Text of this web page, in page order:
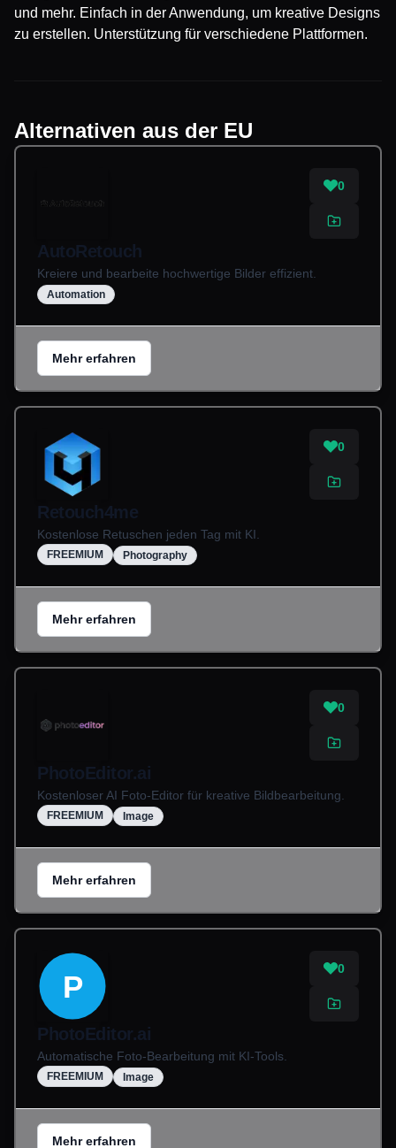
und mehr. Einfach in der Anwendung, um kreative Designs
zu erstellen. Unterstützung für verschiedene Plattformen.
Alternativen aus der EU
0
AutoRetouch
Kreiere und bearbeite hochwertige Bilder effizient.
Automation
Mehr erfahren
0
Retouch4me
Kostenlose Retuschen jeden Tag mit KI.
FREEMIUM Photography
Mehr erfahren
0
PhotoEditor.ai
Kostenloser AI Foto-Editor für kreative Bildbearbeitung.
FREEMIUM Image
Mehr erfahren
P
0
PhotoEditor.ai
Automatische Foto-Bearbeitung mit KI-Tools.
FREEMIUM Image
Mehr erfahren